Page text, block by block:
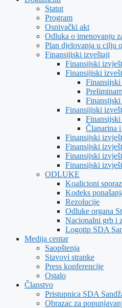
Statut
Program
Osnivački akt
Odluka o imenovanju
Plan djelovanja u cilju
Finansijiski izveštaji
Finansijski
Finansijiski
Finansijski
Finansijiski
Članarina
Finansijski
Finansijski
Finansijski
Finansijski
ODLUKE
Koalicioni
Kodeks
Rezolucije
Odluke organa
Nacionalni grb i
Logotip SDA
Medija centar
Saopštenja
Stavovi stranke
Press konferencije
Ostalo
Članstvo
Pristupnica SDA
Obrazac za